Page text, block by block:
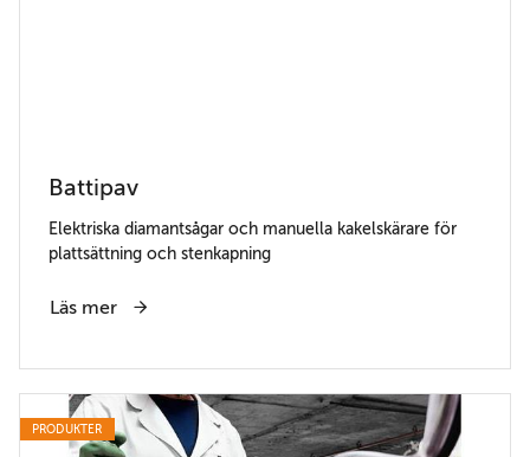
Battipav
Elektriska diamantsågar och manuella kakelskärare för
plattsättning och stenkapning
Läs mer
PRODUKTER